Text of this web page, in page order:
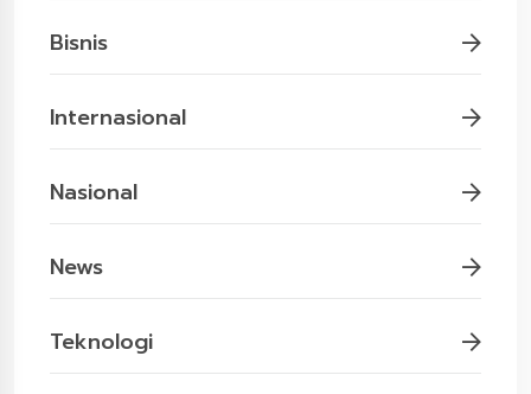
Bisnis
Internasional
Nasional
News
Teknologi